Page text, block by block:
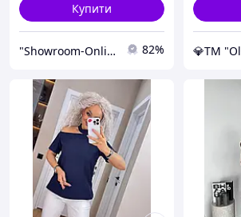
Купити
"Showroom-Online": Тисячі образів — один клік! 82%